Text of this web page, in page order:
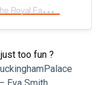
U
na publicación compartida por The Royal Family (@theroyalfamily)
too fun ?
Eva Smith